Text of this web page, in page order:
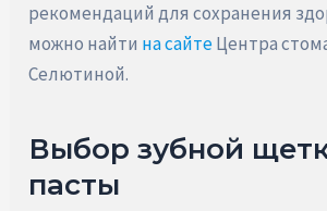
рекомендаций для сохранения
можно найти на сайтеЦентра
Селютиной.
Выбор зубной
пасты